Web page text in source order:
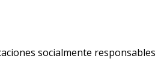
socialmente responsables